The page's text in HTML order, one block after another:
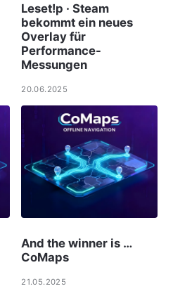
Leset!p · Steam
bekommt ein neues
Overlay für
Performance-
Messungen
20.06.2025
And the winner is …
CoMaps
21.05.2025